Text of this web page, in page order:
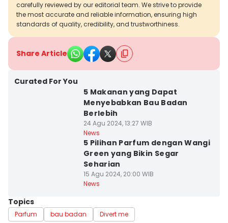
carefully reviewed by our editorial team. We strive to provide
the most accurate and reliable information, ensuring high
standards of quality, credibility, and trustworthiness.
Share Article
Curated For You
5 Makanan yang Dapat
Menyebabkan Bau Badan
Berlebih
24 Agu 2024, 13:27 WIB
News
5 Pilihan Parfum dengan Wangi
Green yang Bikin Segar
Seharian
15 Agu 2024, 20:00 WIB
News
Topics
Parfum bau badan Divert me